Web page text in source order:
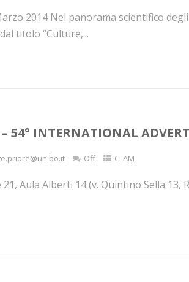
2014 Nel panorama scientifico
titolo “Culture,...
54° INTERNATIONAL
Off CLAM
Aula Alberti 14 (v. Quintino Sella 13,